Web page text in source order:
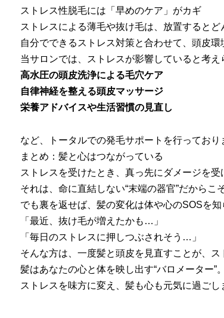
ストレス性脱毛には「早めのケア」がカギ
ストレスによる薄毛や抜け毛は、放置すると
自分でできるストレス対策と合わせて、頭皮環
当サロンでは、ストレスが影響していると考え
高水圧の頭皮洗浄による毛穴ケア
自律神経を整える頭皮マッサージ
栄養アドバイスや生活習慣の見直し
など、トータルでの発毛サポートを行っており
まとめ：髪と心はつながっている
ストレスを受けたとき、真っ先にダメージを受
それは、命に直結しない“末端の器官”だからこ
でも裏を返せば、髪の変化は体や心のSOSを知
「最近、抜け毛が増えたかも…」
「毎日のストレスに押しつぶされそう…」
そんな方は、一度髪と頭皮を見直すことが、
髪はあなたの心と体を映し出す“バロメーター”。
ストレスを味方に変え、髪も心も元気に過ごし